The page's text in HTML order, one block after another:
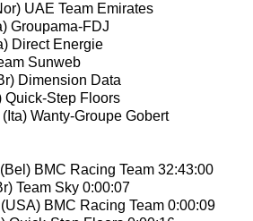
UAE Team Emirates
Groupama-FDJ
Direct Energie
Sunweb
Dimension Data
Quick-Step Floors
Wanty-Groupe Gobert
BMC Racing Team 32:43:00
Team Sky 0:00:07
BMC Racing Team 0:00:09